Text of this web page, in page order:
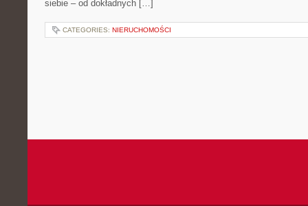
siebie – od dokładnych […]
CATEGORIES: NIERUCHOMOŚCI